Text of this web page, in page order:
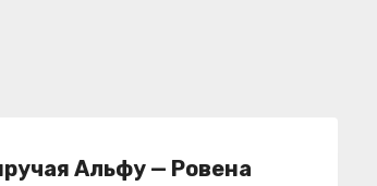
Альфу — Ровена